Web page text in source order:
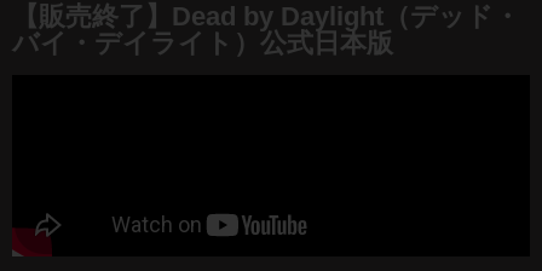
【販売終了】Dead by Daylight（デッド・
バイ・デイライト）公式日本版